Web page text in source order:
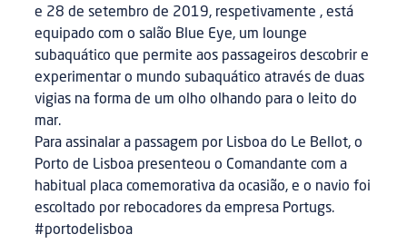
e 28 de setembro de 2019, respetivamente , está
equipado com o salão Blue Eye, um lounge
subaquático que permite aos passageiros descobrir e
experimentar o mundo subaquático através de duas
vigias na forma de um olho olhando para o leito do
mar.
Para assinalar a passagem por Lisboa do Le Bellot, o
Porto de Lisboa presenteou o Comandante com a
habitual placa comemorativa da ocasião, e o navio foi
escoltado por rebocadores da empresa Portugs.
#portodelisboa